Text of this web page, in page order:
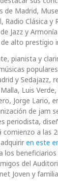
de Madrid,
Radio Clásica y
Jazz y
alto prestigio
pianista y
y Sedajazz,
Luis Verde,
Jorge Lario,
de jam
periodista,
a las
en este
los
del
Joven y